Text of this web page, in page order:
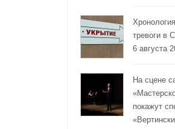
тревоги в
6 августа
На сцене
покажут